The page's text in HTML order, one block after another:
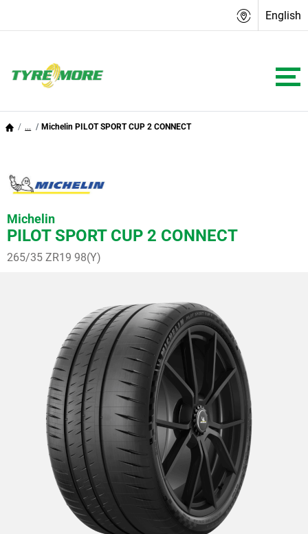
English
... Michelin PILOT SPORT CUP 2 CONNECT
Michelin
PILOT SPORT CUP 2 CONNECT
265/35 ZR19 98(Y)